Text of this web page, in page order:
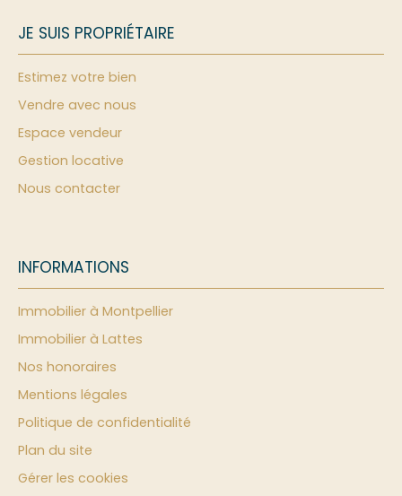
JE SUIS PROPRIÉTAIRE
Estimez votre bien
Vendre avec nous
Espace vendeur
Gestion locative
Nous contacter
INFORMATIONS
Immobilier à Montpellier
Immobilier à Lattes
Nos honoraires
Mentions légales
Politique de confidentialité
Plan du site
Gérer les cookies